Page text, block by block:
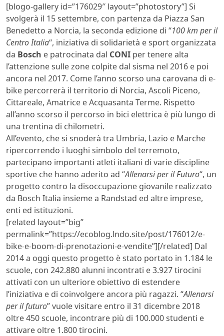
[blogo-gallery id=”176029″ layout=”photostory”] Si
svolgerà il 15 settembre, con partenza da Piazza San
Benedetto a Norcia, la seconda edizione di “100 km per il
Centro Italia“, iniziativa di solidarietà e sport organizzata
da Bosch e patrocinata dal CONI per tenere alta
l’attenzione sulle zone colpite dal sisma nel 2016 e poi
ancora nel 2017. Come l’anno scorso una carovana di e-
bike percorrerà il territorio di Norcia, Ascoli Piceno,
Cittareale, Amatrice e Acquasanta Terme. Rispetto
all’anno scorso il percorso in bici elettrica è più lungo di
una trentina di chilometri.
All’evento, che si snoderà tra Umbria, Lazio e Marche
ripercorrendo i luoghi simbolo del terremoto,
partecipano importanti atleti italiani di varie discipline
sportive che hanno aderito ad “Allenarsi per il Futuro“, un
progetto contro la disoccupazione giovanile realizzato
da Bosch Italia insieme a Randstad ed altre imprese,
enti ed istituzioni.
[related layout=”big”
permalink=”https://ecoblog.lndo.site/post/176012/e-
bike-e-boom-di-prenotazioni-e-vendite”][/related] Dal
2014 a oggi questo progetto è stato portato in 1.184 le
scuole, con 242.880 alunni incontrati e 3.927 tirocini
attivati con un ulteriore obiettivo di estendere
l’iniziativa e di coinvolgere ancora più ragazzi. “Allenarsi
per il futuro” vuole visitare entro il 31 dicembre 2018
oltre 450 scuole, incontrare più di 100.000 studenti e
attivare oltre 1.800 tirocini.